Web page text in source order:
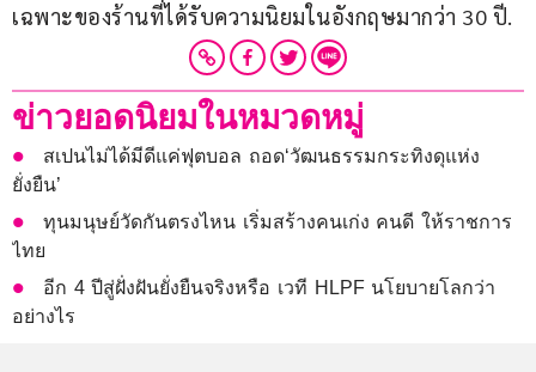
เฉพาะของร้านที่ได้รับความนิยมในอังกฤษมากว่า 30 ปี.
ข่าวยอดนิยมในหมวดหมู่
สเปนไม่ได้มีดีแค่ฟุตบอล ถอด‘วัฒนธรรมกระทิงดุแห่ง
ยั่งยืน’
ทุนมนุษย์วัดกันตรงไหน เริ่มสร้างคนเก่ง คนดี ให้ราชการ
ไทย
อีก 4 ปีสู่ฝั่งฝันยั่งยืนจริงหรือ เวที HLPF นโยบายโลกว่า
อย่างไร